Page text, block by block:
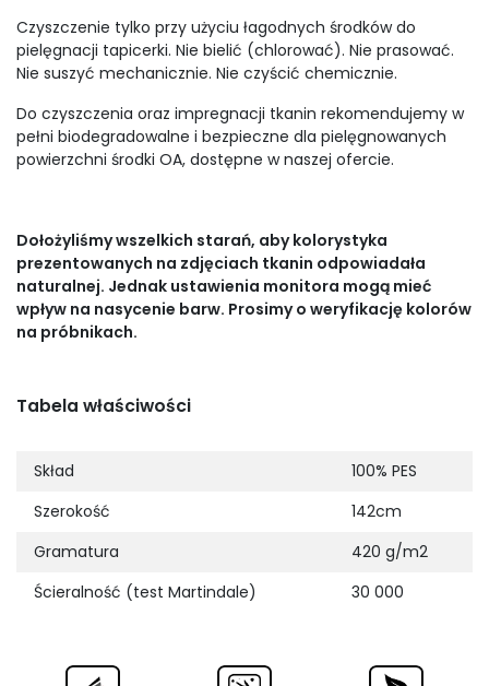
Czyszczenie tylko przy użyciu łagodnych środków do
pielęgnacji tapicerki. Nie bielić (chlorować). Nie prasować.
Nie suszyć mechanicznie. Nie czyścić chemicznie.
Do czyszczenia oraz impregnacji tkanin rekomendujemy w
pełni biodegradowalne i bezpieczne dla pielęgnowanych
powierzchni środki OA, dostępne w naszej ofercie.
Dołożyliśmy wszelkich starań, aby kolorystyka
prezentowanych na zdjęciach tkanin odpowiadała
naturalnej. Jednak ustawienia monitora mogą mieć
wpływ na nasycenie barw. Prosimy o weryfikację kolorów
na próbnikach.
Tabela właściwości
Skład
100% PES
Szerokość
142cm
Gramatura
420 g/m2
Ścieralność (test Martindale)
30 000